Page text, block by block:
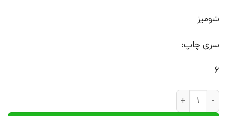
شومیز
سری چاپ:
6
کتاب کلمه ها برای اذیت کردن نیستند | انتشارات چکه عدد